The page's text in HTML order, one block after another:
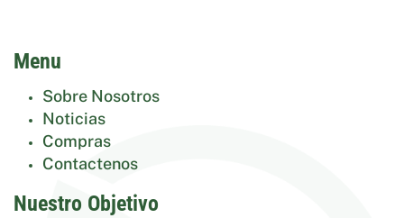
Menu
Sobre Nosotros
Noticias
Compras
Contactenos
Nuestro Objetivo